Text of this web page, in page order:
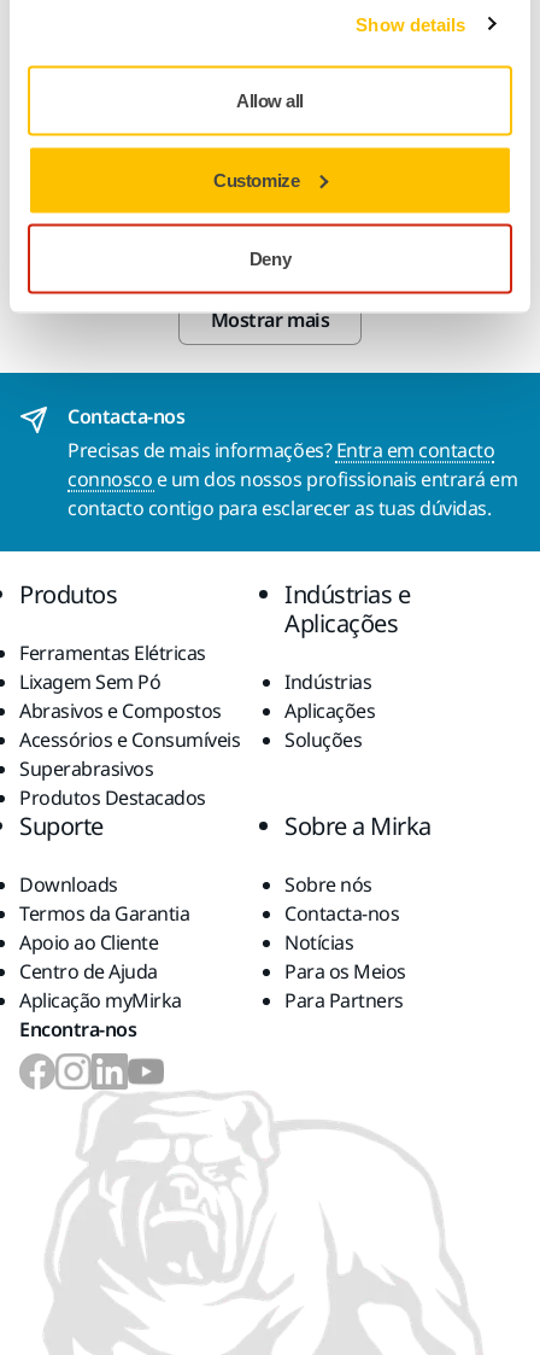
Show details
Allow all
Customize
Deny
Quando e como lubrificar uma lixadora
ASSISTÊNCIA DE MÁQUINAS, DICAS PARA ATENDIMENTO PRÓPRIO
Como trocar o prato de apoio da Mirka
DEOS?
Mostrar mais
Contacta-nos
Precisas de mais informações?Entra em contacto
connosco e um dos nossos profissionais entrará em
contacto contigo para esclarecer as tuas dúvidas.
Produtos
Ferramentas Elétricas
Lixagem Sem Pó
Abrasivos e Compostos
Acessórios e Consumíveis
Superabrasivos
Produtos Destacados
Indústrias e
Aplicações
Indústrias
Aplicações
Soluções
Suporte
Downloads
Termos da Garantia
Apoio ao Cliente
Centro de Ajuda
Aplicação myMirka
Sobre a Mirka
Sobre nós
Contacta-nos
Notícias
Para os Meios
Para Partners
Encontra-nos